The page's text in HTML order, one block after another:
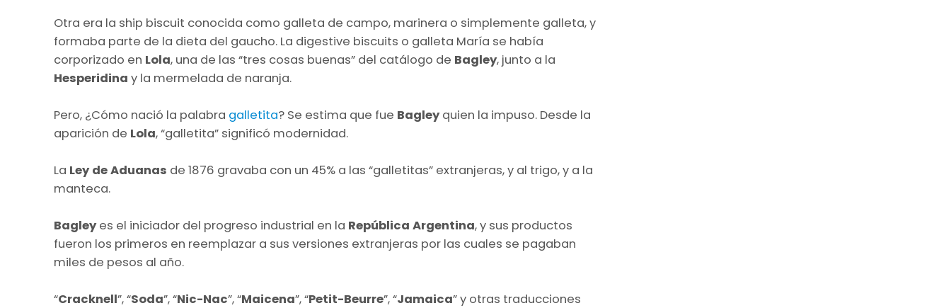
Otra era la ship biscuit conocida como galleta de campo, marinera o simplemente galleta, y
formaba parte de la dieta del gaucho. La digestive biscuits o galleta María se había
corporizado en Lola, una de las “tres cosas buenas” del catálogo de Bagley, junto a la
Hesperidina y la mermelada de naranja.
Pero, ¿Cómo nació la palabra galletita? Se estima que fue Bagleyquien la impuso. Desde la
aparición de Lola, “galletita” significó modernidad.
La Ley de Aduanas de 1876 gravaba con un 45% a las “galletitas” extranjeras, y al trigo, y a la
manteca.
Bagleyes el iniciador del progreso industrial en la República Argentina, y sus productos
fueron los primeros en reemplazar a sus versiones extranjeras por las cuales se pagaban
miles de pesos al año.
“Cracknell”, “Soda”, “Nic-Nac”, “Maicena”, “Petit-Beurre”, “Jamaica” y otras traducciones